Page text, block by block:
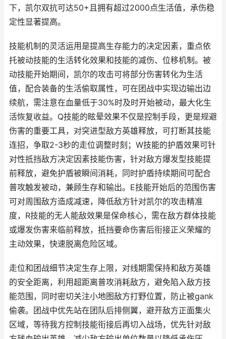
下，凯尔双抗可达50+且拥有超过2000点生活值，承伤稳
定性显著提高。
技能机制的灵活运用是提高生存能力的决定因素，重点依
托被动技能的生活转化效果和技能的减伤、位移机制。被
动技能开始期间，凯尔的攻击可将部分伤害转化为生活
值，配合装备的生活偷取属性，可在团战中实现边输出边
续航，需注意在血量低于30%时及时开始被动，最大化生
活恢复收益。Q技能的眩晕效果不仅是控制手段，更是规避
伤害的重要工具，对突进型敌方英雄释放，可打断其技能
连招，争取2-3秒的走位调整时刻；W技能的护盾效果可针
对性抵挡敌方决定因素技能伤害，针对敌方爆发型技能提
前释放，避免护盾被瞬间消耗，同时护盾持续期间可配合
普攻触发被动，兼顾生存和输出。E技能开始后的范围伤害
可对周围敌方造成减速，降低敌方针对凯尔的攻击精准
度，R技能的无人能敌效果是保命核心，需在敌方群体技能
或爆发伤害来临前释放，抵挡要命伤害后衔接正义荣耀的
主动效果，快速脱离危险区域。
走位和团战细节决定生存上限，对线期需保持和敌方英雄
的安全距离，利用超距离普攻消耗敌方，避免陷入敌方技
能范围，同时密切关注小地图敌方打野位置，防止被gank
偷袭。团战中优先站在团队后排侧翼，避开敌方正面集火
区域，等待我方控制技能衔接后再切入战场，优先针对敌